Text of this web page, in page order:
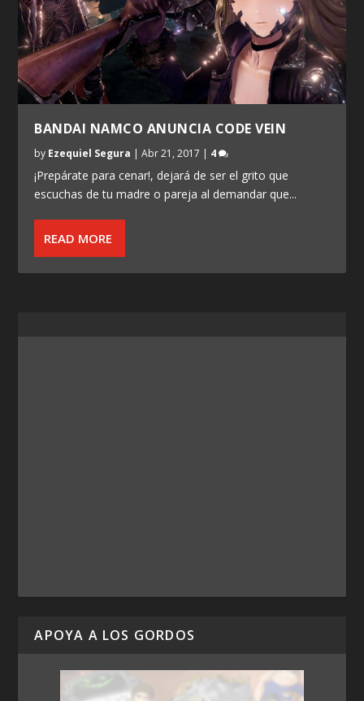
BANDAI NAMCO ANUNCIA CODE VEIN
by Ezequiel Segura |Abr 21, 2017 | 4
¡Prepárate para cenar!, dejará de ser el grito que
escuchas de tu madre o pareja al demandar que...
READ MORE
APOYA A LOS GORDOS